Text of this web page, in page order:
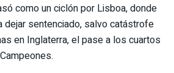
como un ciclón por Lisboa, donde
dejar sentenciado, salvo catástrofe
en Inglaterra, el pase a los cuartos